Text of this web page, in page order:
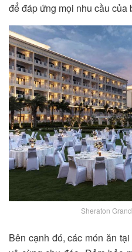
để đáp ứng mọi nhu cầu của
Sheraton
Bên cạnh đó, các món ăn